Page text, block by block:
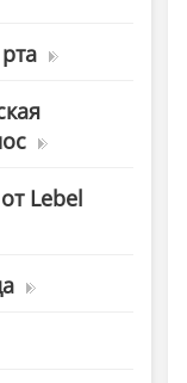
Lebel